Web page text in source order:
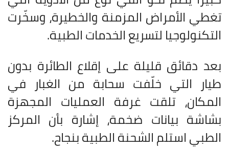
تغطي الأمراض المزمنة والخطيرة، وسخّرت
التكنولوجيا لتسريع الخدمات الطبية.
بعد دقائق قليلة على إقلاع الطائرة بدون
طيار التي خلّفت سحابة من الغبار في
المكان، تلقت غرفة العمليات المجهزة
بشاشة بيانات ضخمة، إشارة بأن المركز
الطبي استلم الشحنة الطبية بنجاح.